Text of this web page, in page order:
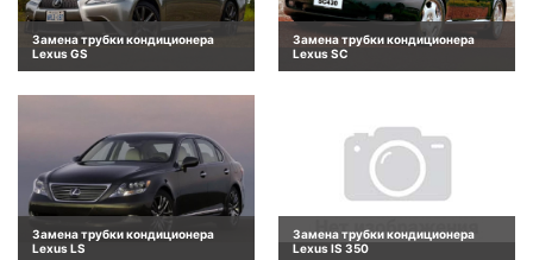
Замена трубки кондиционера
Lexus GS
Замена трубки кондиционера
Lexus SC
Замена трубки кондиционера
Lexus LS
Замена трубки кондиционера
Lexus IS 350